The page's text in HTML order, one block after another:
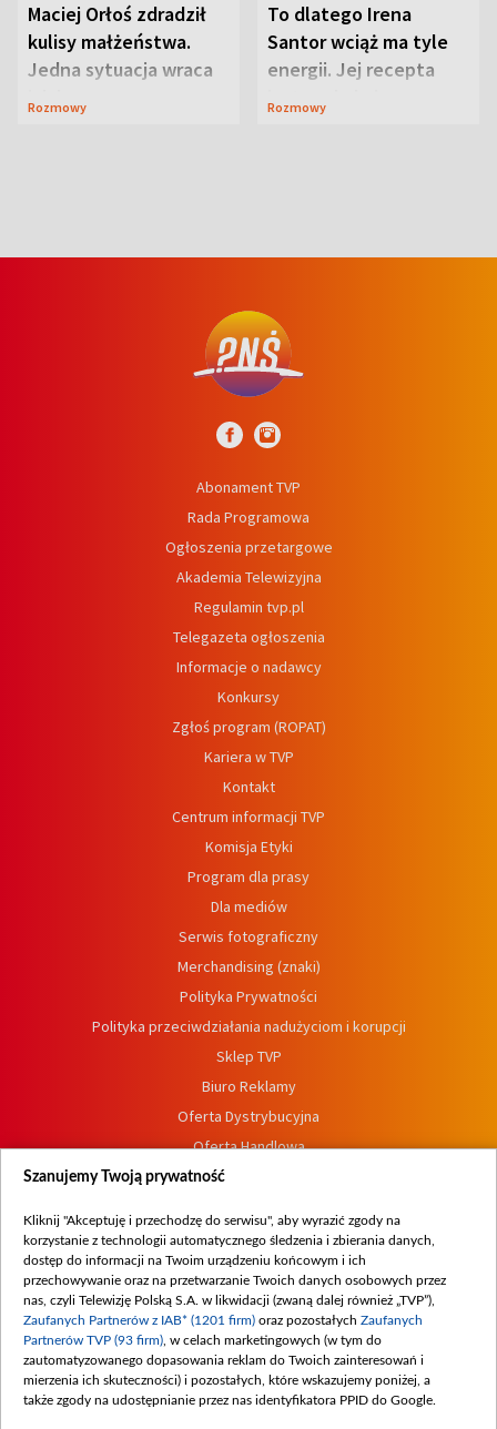
Maciej Orłoś zdradził
kulisy małżeństwa.
Jedna sytuacja wraca
jak bumerang
Rozmowy
To dlatego Irena
Santor wciąż ma tyle
energii. Jej recepta
jest zaskakująco
Rozmowy
Abonament TVP
Rada Programowa
Ogłoszenia przetargowe
Akademia Telewizyjna
Regulamin tvp.pl
Telegazeta ogłoszenia
Informacje o nadawcy
Konkursy
Zgłoś program (ROPAT)
Kariera w TVP
Kontakt
Centrum informacji TVP
Komisja Etyki
Program dla prasy
Dla mediów
Serwis fotograficzny
Merchandising (znaki)
Polityka Prywatności
Polityka przeciwdziałania nadużyciom i korupcji
Sklep TVP
Biuro Reklamy
Oferta Dystrybucyjna
Oferta Handlowa
Dostępność
Procedura zgłoszeń wewnętrznych
Szanujemy Twoją prywatność
Kliknij "Akceptuję i przechodzę do serwisu", aby wyrazić zgody na
korzystanie z technologii automatycznego śledzenia i zbierania danych,
dostęp do informacji na Twoim urządzeniu końcowym i ich
przechowywanie oraz na przetwarzanie Twoich danych osobowych przez
nas, czyli Telewizję Polską S.A. w likwidacji (zwaną dalej również „TVP”),
Zaufanych Partnerów z IAB* (1201 firm) oraz pozostałych Zaufanych
Partnerów TVP (93 firm) , w celach marketingowych (w tym do
zautomatyzowanego dopasowania reklam do Twoich zainteresowań i
mierzenia ich skuteczności) i pozostałych, które wskazujemy poniżej, a
także zgody na udostępnianie przez nas identyfikatora PPID do Google.